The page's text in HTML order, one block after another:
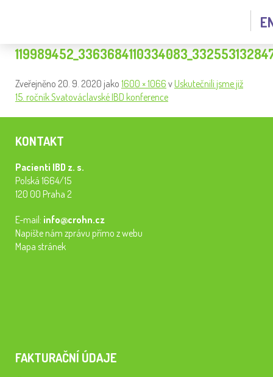
Zveřejněno 20. 9. 2020 jako 1600 × 1066 v Uskutečnili jsme již
15. ročník Svatováclavské IBD konference
KONTAKT
Pacienti IBD z. s.
Polská 1664/15
120 00 Praha 2
E-mail: info@crohn.cz
Napište nám zprávu přímo z webu
Mapa stránek
FAKTURAČNÍ ÚDAJE